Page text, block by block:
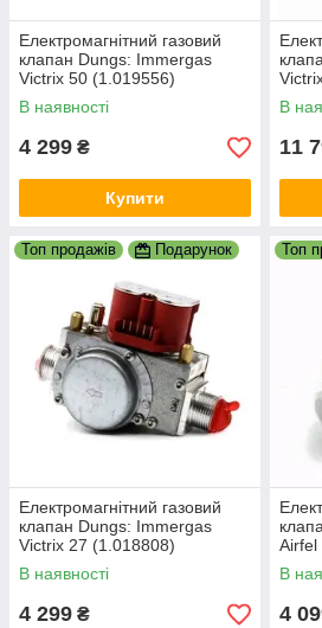
Електромагнітний газовий
клапан Dungs: Immergas
Victrix 50 (1.019556)
В наявності
4 299 ₴
Купити
В
11
Топ продажів Подарунок
Електромагнітний газовий
клапан Dungs: Immergas
Victrix 27 (1.018808)
В наявності
4 299 ₴
Топ
Airfel
Airfel
В
4